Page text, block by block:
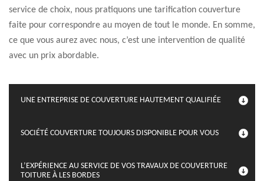
service de choix, nous pratiquons une tarification couverture
faite pour correspondre au moyen de tout le monde. En somme,
ce que vous aurez avec nous, c’est une intervention de qualité
avec un prix abordable.
UNE ENTREPRISE DE COUVERTURE HAUTEMENT QUALIFIÉE
SOCIÉTÉ COUVERTURE TOUJOURS DISPONIBLE POUR VOUS
L’EXPÉRIENCE AU SERVICE DE VOS TRAVAUX DE COUVERTURE
TOITURE À LES BORDES